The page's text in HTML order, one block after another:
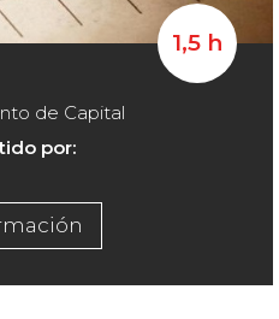
1,5 h
de Capital
por: